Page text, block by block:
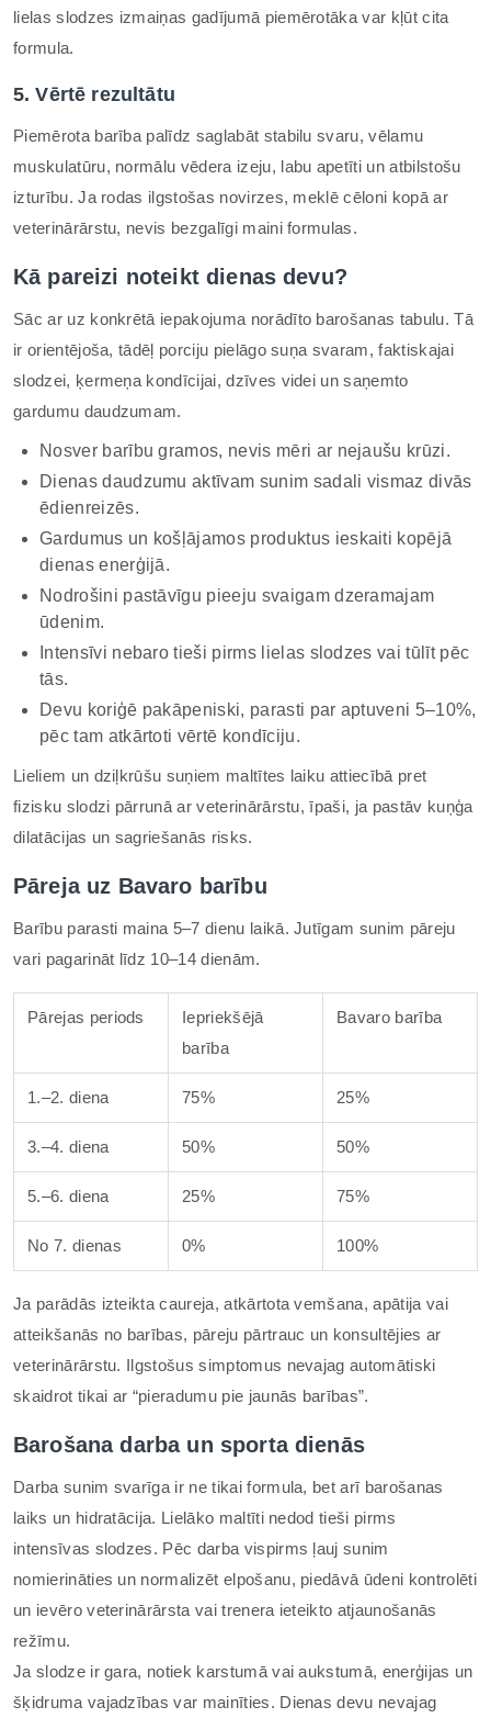
lielas slodzes izmaiņas gadījumā piemērotāka var kļūt cita
formula.
5. Vērtē rezultātu
Piemērota barība palīdz saglabāt stabilu svaru, vēlamu
muskulatūru, normālu vēdera izeju, labu apetīti un atbilstošu
izturību. Ja rodas ilgstošas novirzes, meklē cēloni kopā ar
veterinārārstu, nevis bezgalīgi maini formulas.
Kā pareizi noteikt dienas devu?
Sāc ar uz konkrētā iepakojuma norādīto barošanas tabulu. Tā
ir orientējoša, tādēļ porciju pielāgo suņa svaram, faktiskajai
slodzei, ķermeņa kondīcijai, dzīves videi un saņemto
gardumu daudzumam.
Nosver barību gramos, nevis mēri ar nejaušu krūzi.
Dienas daudzumu aktīvam sunim sadali vismaz divās
ēdienreizēs.
Gardumus un košļājamos produktus ieskaiti kopējā
dienas enerģijā.
Nodrošini pastāvīgu pieeju svaigam dzeramajam
ūdenim.
Intensīvi nebaro tieši pirms lielas slodzes vai tūlīt pēc
tās.
Devu koriģē pakāpeniski, parasti par aptuveni 5–10%,
pēc tam atkārtoti vērtē kondīciju.
Lieliem un dziļkrūšu suņiem maltītes laiku attiecībā pret
fizisku slodzi pārrunā ar veterinārārstu, īpaši, ja pastāv kuņģa
dilatācijas un sagriešanās risks.
Pāreja uz Bavaro barību
Barību parasti maina 5–7 dienu laikā. Jutīgam sunim pāreju
vari pagarināt līdz 10–14 dienām.
Pārejas periods
Iepriekšējā
barība
Bavaro barība
1.–2. diena 75% 25%
3.–4. diena 50% 50%
5.–6. diena 25% 75%
No 7. dienas 0% 100%
Ja parādās izteikta caureja, atkārtota vemšana, apātija vai
atteikšanās no barības, pāreju pārtrauc un konsultējies ar
veterinārārstu. Ilgstošus simptomus nevajag automātiski
skaidrot tikai ar “pieradumu pie jaunās barības”.
Barošana darba un sporta dienās
Darba sunim svarīga ir ne tikai formula, bet arī barošanas
laiks un hidratācija. Lielāko maltīti nedod tieši pirms
intensīvas slodzes. Pēc darba vispirms ļauj sunim
nomierināties un normalizēt elpošanu, piedāvā ūdeni kontrolēti
un ievēro veterinārārsta vai trenera ieteikto atjaunošanās
režīmu.
Ja slodze ir gara, notiek karstumā vai aukstumā, enerģijas un
šķidruma vajadzības var mainīties. Dienas devu nevajag